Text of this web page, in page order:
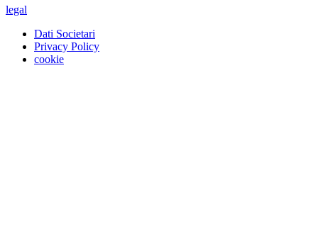
legal
Dati Societari
Privacy Policy
cookie